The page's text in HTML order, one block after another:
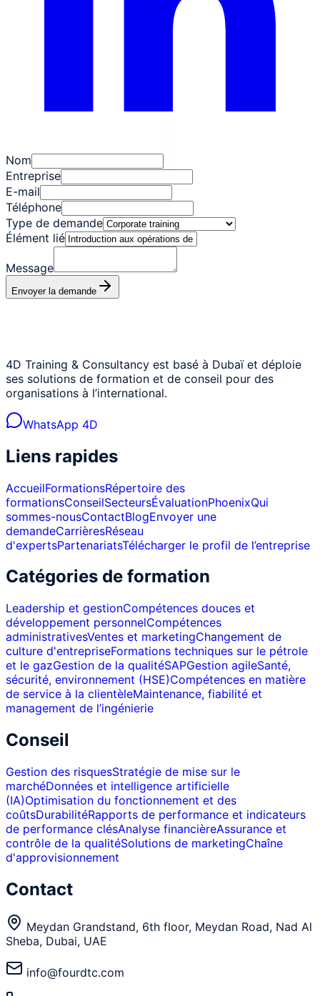
Nom
Entreprise
E-mail
Téléphone
Type de demande
Élément lié
Message
Envoyer la demande
4D Training & Consultancy est basé à Dubaï et déploie
ses solutions de formation et de conseil pour des
organisations à l’international.
WhatsApp 4D
Liens rapides
AccueilFormationsRépertoire des
formationsConseilSecteursÉvaluationPhoenixQui
sommes-nousContactBlogEnvoyer une
demandeCarrièresRéseau
d'expertsPartenariatsTélécharger le profil de l’entreprise
Catégories de formation
Leadership et gestionCompétences douces et
développement personnelCompétences
administrativesVentes et marketingChangement de
culture d'entrepriseFormations techniques sur le pétrole
et le gazGestion de la qualitéSAPGestion agileSanté,
sécurité, environnement (HSE)Compétences en matière
de service à la clientèleMaintenance, fiabilité et
management de l’ingénierie
Conseil
Gestion des risquesStratégie de mise sur le
marchéDonnées et intelligence artificielle
(IA)Optimisation du fonctionnement et des
coûtsDurabilitéRapports de performance et indicateurs
de performance clésAnalyse financièreAssurance et
contrôle de la qualitéSolutions de marketingChaîne
d'approvisionnement
Contact
Meydan Grandstand, 6th floor, Meydan Road, Nad Al
Sheba, Dubai, UAE
info@fourdtc.com